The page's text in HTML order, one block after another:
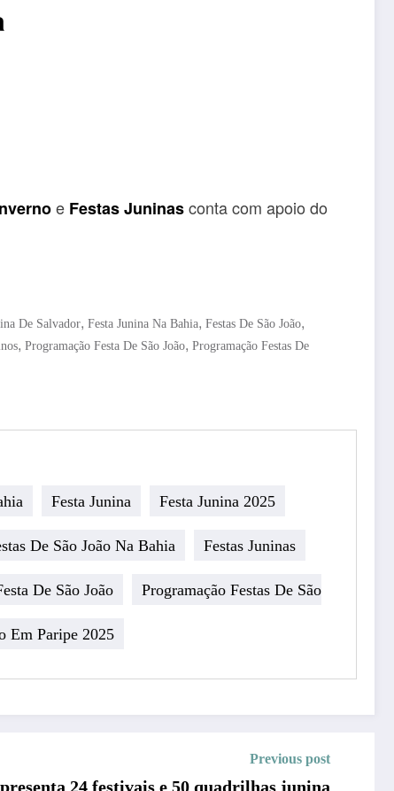
e Festas Juninasconta com apoio do
De Salvador, Festa Junina Na Bahia, Festas De São João,
, Programação Festa De São João, Programação Festas De
Festa Junina Festa Junina 2025
De São João Na Bahia Festas Juninas
De São João Programação Festas De São
Em Paripe 2025
Previous post
24 festivais e 50 quadrilhas junina